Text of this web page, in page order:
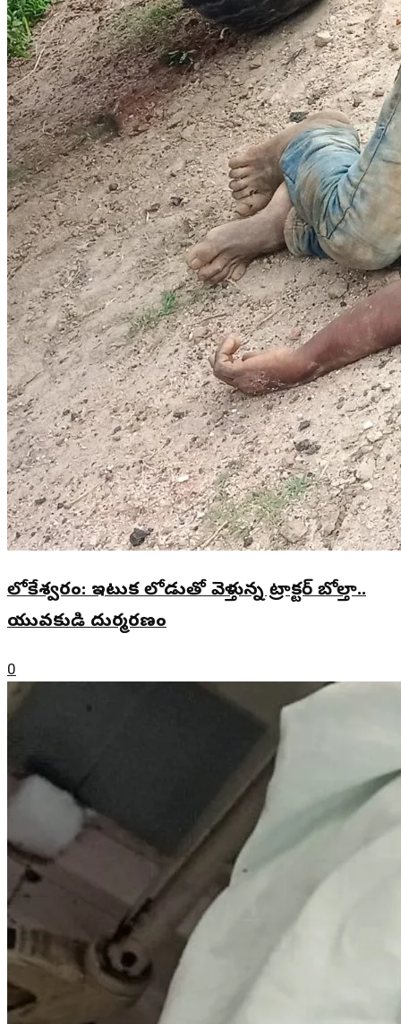
లోకేశ్వరం: ఇటుక లోడుతో వెళ్తున్న ట్రాక్టర్ బోల్తా..
యువకుడి దుర్మరణం
0